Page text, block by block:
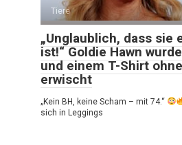
Tiere
„Unglaublich, dass sie
ist!“ Goldie Hawn
und einem T-Shirt
erwischt
„Kein BH, keine Scham – mit 74.“
sich in Leggings